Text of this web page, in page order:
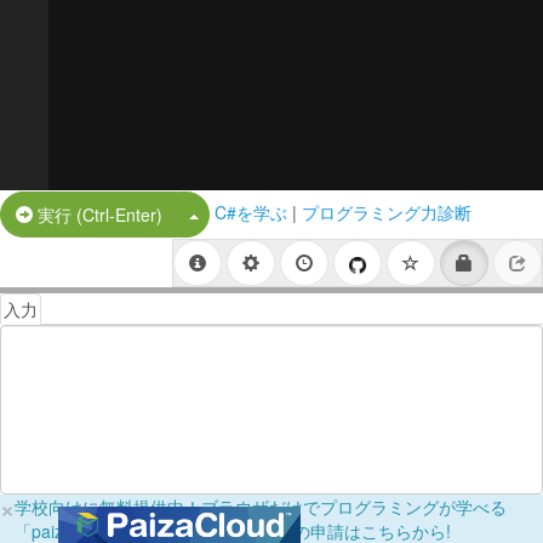
実行 (Ctrl-Enter) Split Button!
C#を学ぶ | プログラミング力診断
入力
×学校向けに無料提供中！ブラウザだけでプログラミングが学べる
「paizaラーニング学校フリーパス」の申請はこちらから!